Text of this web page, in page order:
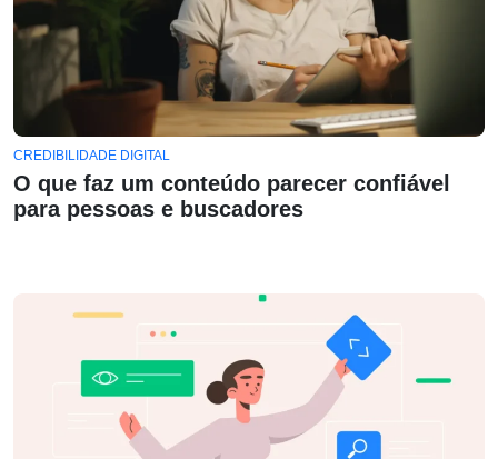
CREDIBILIDADE DIGITAL
O que faz um conteúdo parecer confiável
para pessoas e buscadores